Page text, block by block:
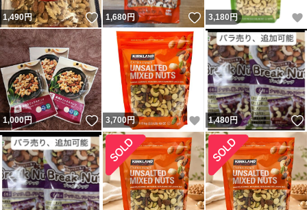
1,490円 いいね！
1,680円 いいね！
3,180 円
1,000円 いいね！
3,700円 いいね！
1,480円